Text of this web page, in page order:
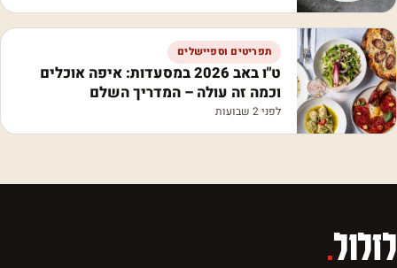
תפריטים וספיישלים
ט"ו באב 2026 במסעדות: איפה אוכלים
וכמה זה עולה – המדריך השלם
לפני 2 שבועות
לזלול.